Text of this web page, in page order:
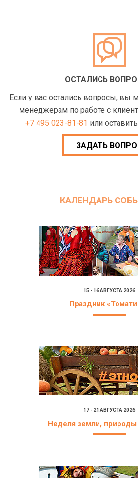
ОСТАЛИСЬ
Если у вас остались вопросы, вы
менеджерам по работе с
+7 495 023-81-81 или
ЗАДАТЬ
КАЛЕНДАРЬ
15 - 16 АВГУСТА 2026
Праздник
17 - 21 АВГУСТА 2026
Неделя земли, природы